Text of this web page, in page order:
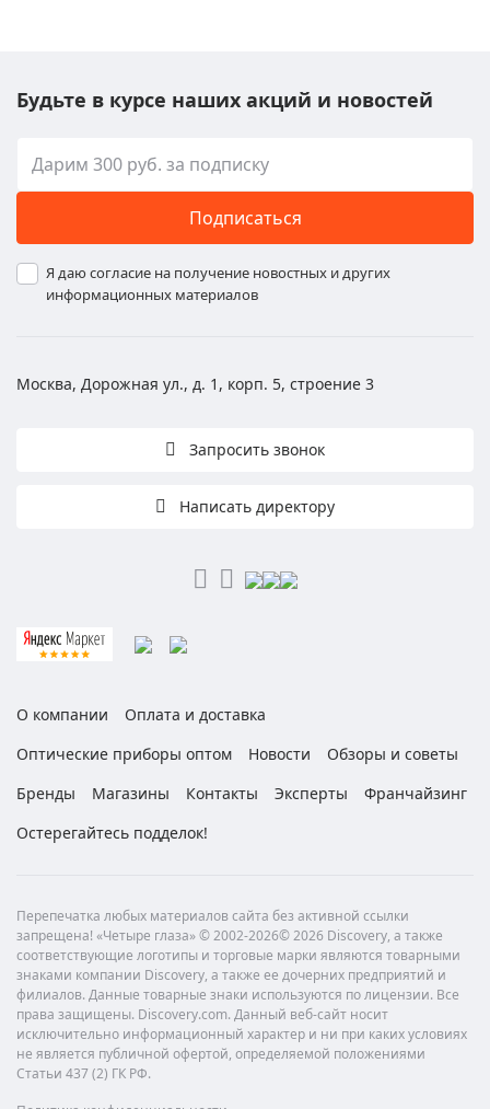
Будьте в курсе наших акций и новостей
Подписаться
Я даю согласие на получение новостных и других
информационных материалов
Москва, Дорожная ул., д. 1, корп. 5, строение 3
Запросить звонок
Написать директору
О компании
Оплата и доставка
Оптические приборы оптом
Новости
Обзоры и советы
Бренды
Магазины Контакты Эксперты
Франчайзинг
Остерегайтесь подделок!
Перепечатка любых материалов сайта без активной ссылки
запрещена! «Четыре глаза» © 2002-2026© 2026 Discovery, а также
соответствующие логотипы и торговые марки являются товарными
знаками компании Discovery, а также ее дочерних предприятий и
филиалов. Данные товарные знаки используются по лицензии. Все
права защищены. Discovery.com. Данный веб-сайт носит
исключительно информационный характер и ни при каких условиях
не является публичной офертой, определяемой положениями
Статьи 437 (2) ГК РФ.